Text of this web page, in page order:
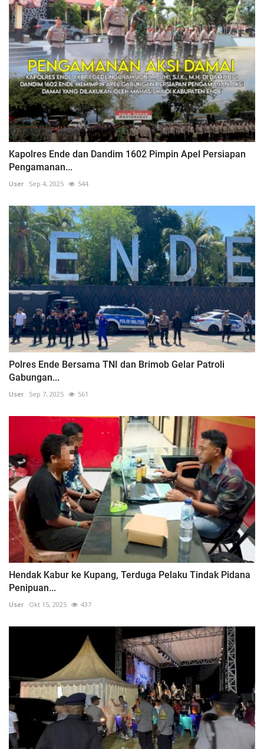
Kapolres Ende dan Dandim 1602 Pimpin Apel Persiapan
Pengamanan...
User Sep 4, 2025 544
Polres Ende Bersama TNI dan Brimob Gelar Patroli
Gabungan...
User Sep 7, 2025 561
Hendak Kabur ke Kupang, Terduga Pelaku Tindak Pidana
Penipuan...
User Okt 15, 2025 437